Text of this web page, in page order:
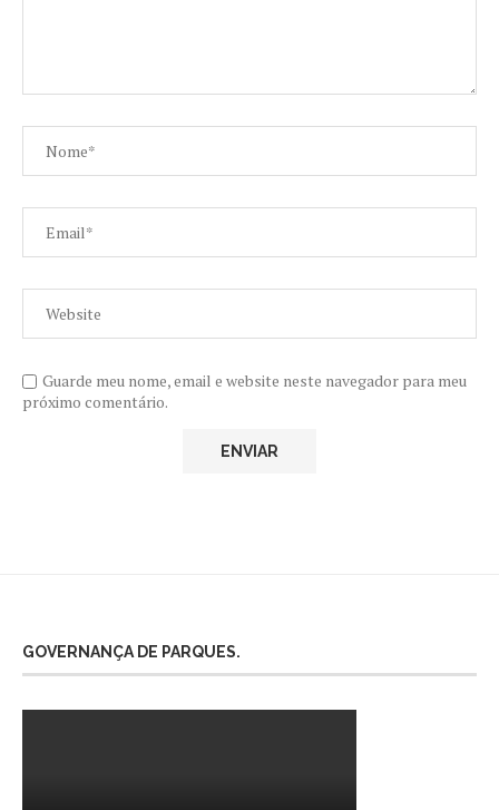
Guarde meu nome, email e website neste navegador para meu
próximo comentário.
GOVERNANÇA DE PARQUES.